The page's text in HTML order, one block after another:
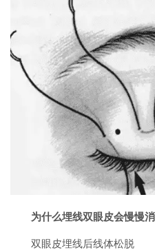
为什么埋线双眼皮会慢慢消
双眼皮埋线后线体松脱